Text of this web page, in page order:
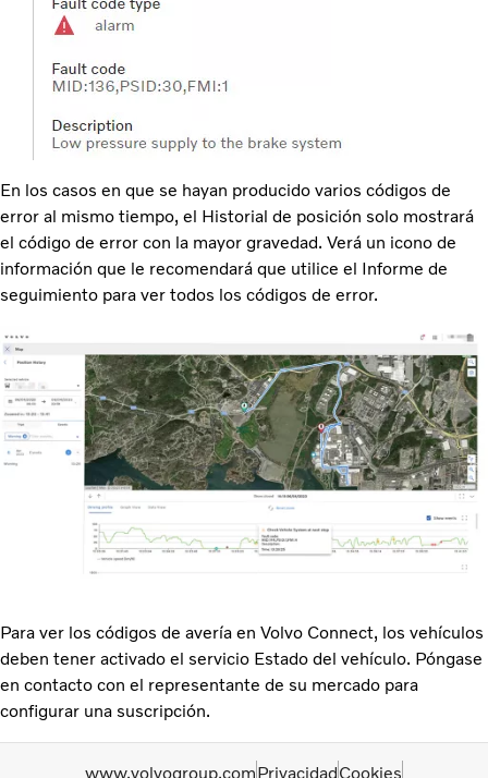
En los casos en que se hayan producido varios códigos de
error al mismo tiempo, el Historial de posición solo mostrará
el código de error con la mayor gravedad. Verá un icono de
información que le recomendará que utilice el Informe de
seguimiento para ver todos los códigos de error.
Para ver los códigos de avería en Volvo Connect, los vehículos
deben tener activado el servicio Estado del vehículo. Póngase
en contacto con el representante de su mercado para
configurar una suscripción.
www.volvogroup.comPrivacidadCookies